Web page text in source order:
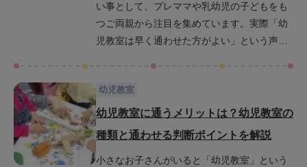
について解説します。また、自宅保育の悩み
の対処法として幼児教室についても紹介し、
さらに幼児教育の重要性や幼児教室の効果に
て深く理解でき、育児に対する不安が少しで
も軽くなるかもしれません。最後までお読み
いただき、あなたにとって最適な育児の方法
を見つけてください。
い事として、プレママや乳幼児の子どもをも
つご両親から注目を集めています。実際「幼
児教室は早く通わせた方がよい」という声も
意点などを紹介します。初めての育児に不安
がある方や幼児教室に通わせようか悩んでい
幼児教室
幼児教室に通うメリットは？幼児教室の
種類と通わせる判断ポイントを解説
小さなお子さんがいると「幼児教室」という